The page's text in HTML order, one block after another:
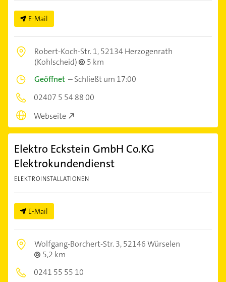
E-Mail
Robert-Koch-Str. 1,52134 Herzogenrath
(Kohlscheid)
5 km
Geöffnet –Schließt um 17:00
02407 5 54 88 00
Webseite
Elektro Eckstein GmbH Co.KG
Elektrokundendienst
ELEKTROINSTALLATIONEN
E-Mail
Wolfgang-Borchert-Str. 3,52146 Würselen
5,2 km
0241 55 55 10